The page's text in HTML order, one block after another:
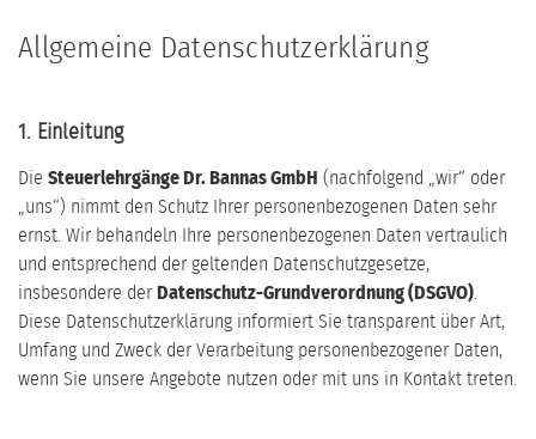
Allgemeine Datenschutzerklärung
1. Einleitung
Die Steuerlehrgänge Dr. Bannas GmbH (nachfolgend „wir“ oder
„uns“) nimmt den Schutz Ihrer personenbezogenen Daten sehr
ernst. Wir behandeln Ihre personenbezogenen Daten vertraulich
und entsprechend der geltenden Datenschutzgesetze,
insbesondere der Datenschutz-Grundverordnung (DSGVO)
Diese Datenschutzerklärung informiert Sie transparent über Art,
Umfang und Zweck der Verarbeitung personenbezogener Daten,
wenn Sie unsere Angebote nutzen oder mit uns in Kontakt treten.